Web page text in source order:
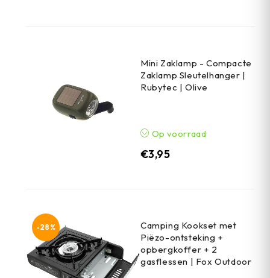
Mini Zaklamp - Compacte
Zaklamp Sleutelhanger |
Rubytec | Olive
Op voorraad
€3,95
-28%
Camping Kookset met
Piëzo-ontsteking +
opbergkoffer + 2
gasflessen | Fox Outdoor